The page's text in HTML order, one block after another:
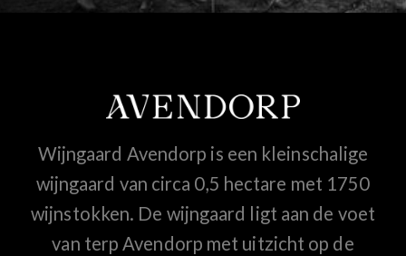
Wijngaard Avendorp is een kleinschalige
wijngaard van circa 0,5 hectare met 1750
wijnstokken. De wijngaard ligt aan de voet
van terp Avendorp met uitzicht op de